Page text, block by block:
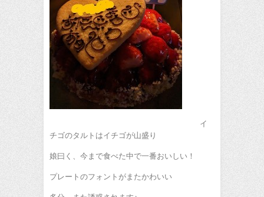
イ
チゴのタルトはイチゴが山盛り
娘曰く、今まで食べた中で一番おいしい！
プレートのフォントがまたかわいい